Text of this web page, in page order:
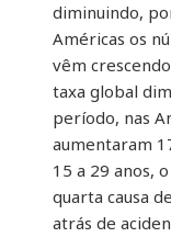
diminuindo,
Américas os
vêm
taxa global
período, nas
aumentaram
15 a 29 anos,
quarta causa
atrás de